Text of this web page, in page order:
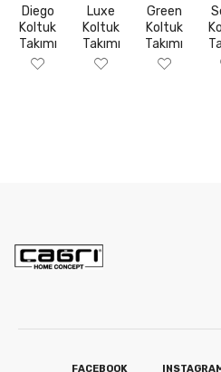
Diego
Koltuk
Takımı
Luxe
Koltuk
Takımı
Green
Koltuk
Takımı
FACEBOOK